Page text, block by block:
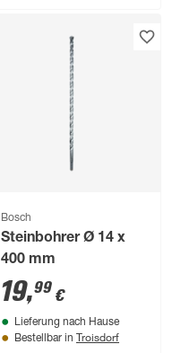
Bosch
Steinbohrer Ø 14 x
400 mm
19,99 €
Lieferung nach Hause
Bestellbar in Troisdorf